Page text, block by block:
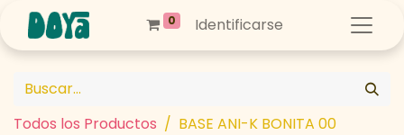
0 Identificarse
Todos los Productos BASE ANI-K BONITA 00